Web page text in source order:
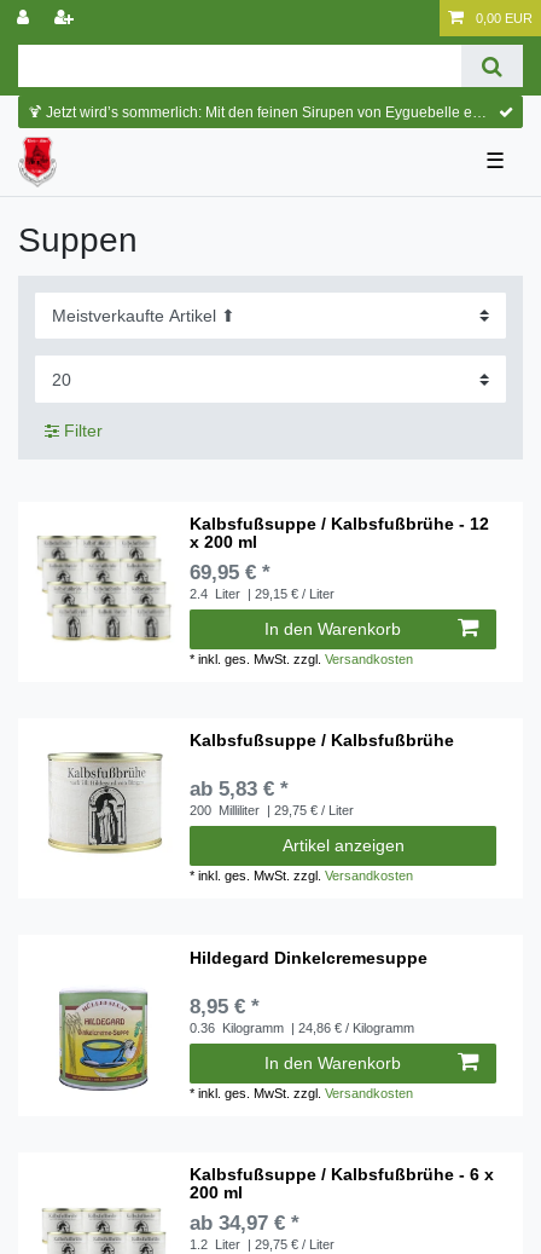
0,00 EUR
🍹 Jetzt wird’s sommerlich: Mit den feinen Sirupen von Eyguebelle entstehen erfrischende Cocktails und köstliche Sommerdrinks.
☰
Suppen
Filter
Kalbsfußsuppe / Kalbsfußbrühe - 12
x 200 ml
69,95 € *
2.4 Liter | 29,15 € / Liter
In den Warenkorb
*inkl. ges. MwSt. zzgl.Versandkosten
Kalbsfußsuppe / Kalbsfußbrühe
ab 5,83 € *
200 Milliliter | 29,75 € / Liter
Artikel anzeigen
*inkl. ges. MwSt. zzgl.Versandkosten
Hildegard Dinkelcremesuppe
8,95 € *
0.36 Kilogramm | 24,86 € / Kilogramm
In den Warenkorb
*inkl. ges. MwSt. zzgl.Versandkosten
Kalbsfußsuppe / Kalbsfußbrühe - 6 x
200 ml
ab 34,97 € *
1.2 Liter | 29,75 € / Liter